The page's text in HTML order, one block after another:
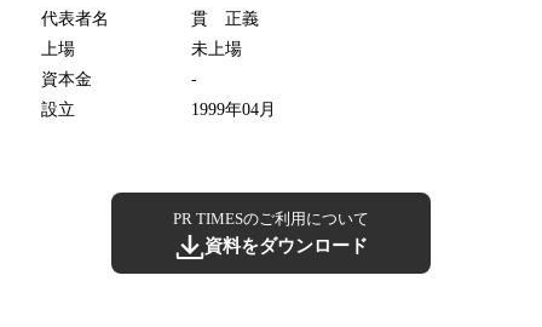
代表者名
貫 正義
上場
未上場
資本金
-
設立
1999年04月
PR TIMESのご利用について
資料をダウンロード